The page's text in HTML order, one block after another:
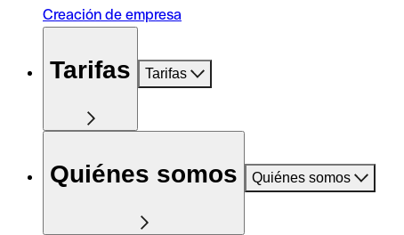
Creación de empresa
Tarifas Tarifas
Quiénes somos Quiénes somos